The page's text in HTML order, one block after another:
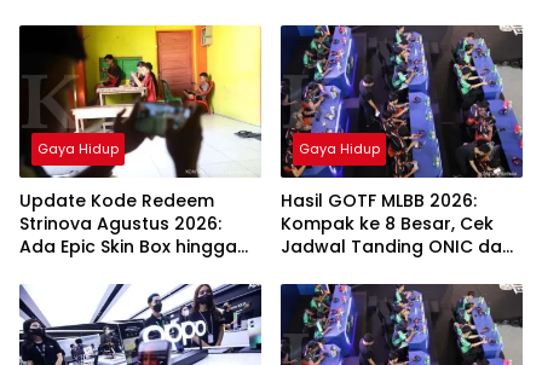
Gaya Hidup
Update Kode Redeem
Strinova Agustus 2026:
Ada Epic Skin Box hingga
Gaya Hidup
Hasil GOTF MLBB 2026:
Kompak ke 8 Besar, Cek
Jadwal Tanding ONIC dan